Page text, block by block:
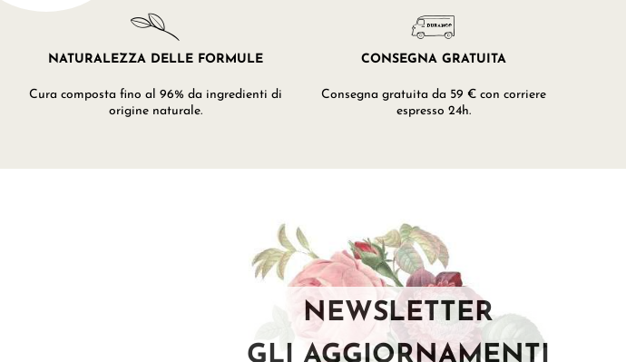
NATURALEZZA DELLE FORMULE
Cura composta fino al 96% da ingredienti di
origine naturale.
CONSEGNA GRATUITA
Consegna gratuita da 59 € con corriere
espresso 24h.
NEWSLETTER
GLI AGGIORNAMENTI